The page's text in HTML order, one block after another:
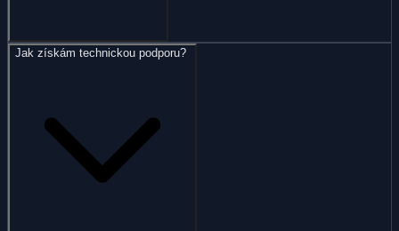
Jak získám technickou podporu?